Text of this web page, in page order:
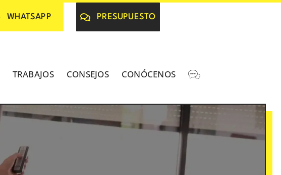
WHATSAPP PRESUPUESTO
TRABAJOS CONSEJOS CONÓCENOS